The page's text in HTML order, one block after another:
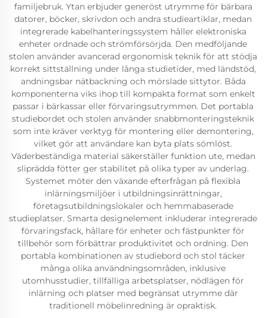
familjebruk. Ytan erbjuder generöst utrymme för bärbara
datorer, böcker, skrivdon och andra studieartiklar, medan
integrerade kabelhanteringssystem håller elektroniska
enheter ordnade och strömförsörjda. Den medföljande
stolen använder avancerad ergonomisk teknik för att stödja
korrekt sittställning under långa studietider, med ländstöd,
andningsbar nätbackning och mörslade sittytor. Båda
komponenterna viks ihop till kompakta format som enkelt
passar i bärkassar eller förvaringsutrymmen. Det portabla
studiebordet och stolen använder snabbmonteringsteknik
som inte kräver verktyg för montering eller demontering,
vilket gör att användare kan byta plats sömlöst.
Väderbeständiga material säkerställer funktion ute, medan
sliprädda fötter ger stabilitet på olika typer av underlag.
Systemet möter den växande efterfrågan på flexibla
inlärningsmiljöer i utbildningsinrättningar,
företagsutbildningslokaler och hemmabaserade
studieplatser. Smarta designelement inkluderar integrerade
förvaringsfack, hållare för enheter och fästpunkter för
tillbehör som förbättrar produktivitet och ordning. Den
portabla kombinationen av studiebord och stol täcker
många olika användningsområden, inklusive
utomhusstudier, tillfälliga arbetsplatser, nödlägen för
inlärning och platser med begränsat utrymme där
traditionell möbelinredning är opraktisk.